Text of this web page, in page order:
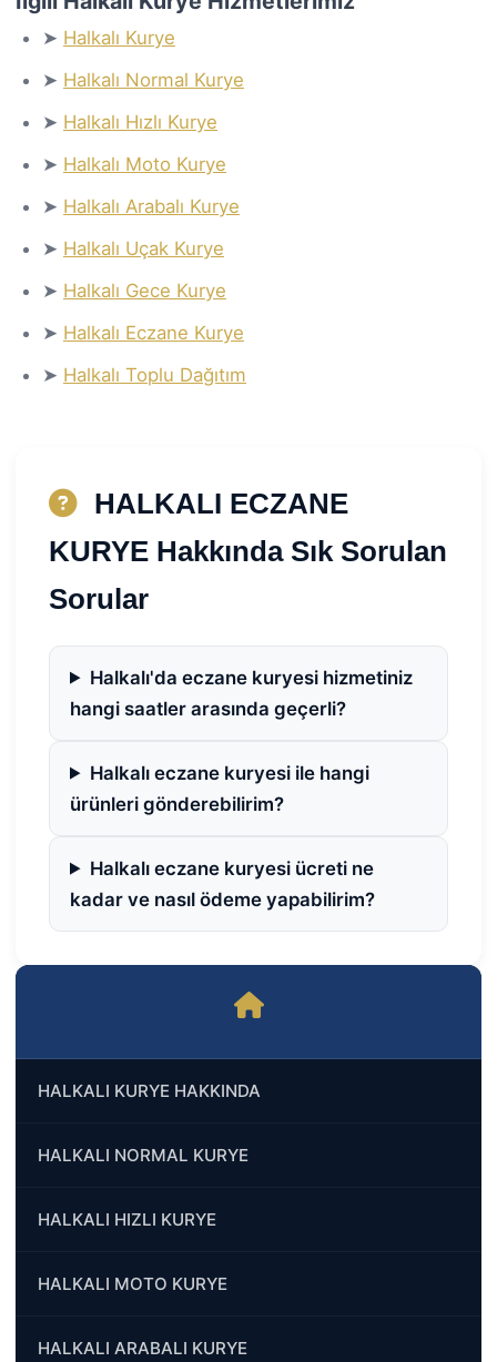
HALKALI KURYE HAKKINDA
HALKALI NORMAL KURYE
HALKALI HIZLI KURYE
HALKALI MOTO KURYE
HALKALI ARABALI KURYE
➤ Halkalı Kurye
➤ Halkalı Normal Kurye
➤ Halkalı Hızlı Kurye
➤ Halkalı Moto Kurye
➤ Halkalı Arabalı Kurye
➤ Halkalı Uçak Kurye
➤ Halkalı Gece Kurye
➤ Halkalı Eczane Kurye
➤ Halkalı Toplu Dağıtım
HALKALI ECZANE
KURYE Hakkında Sık Sorulan
Sorular
Halkalı'da eczane kuryesi hizmetiniz
hangi saatler arasında geçerli?
Halkalı eczane kuryesi ile hangi
ürünleri gönderebilirim?
Halkalı eczane kuryesi ücreti ne
kadar ve nasıl ödeme yapabilirim?